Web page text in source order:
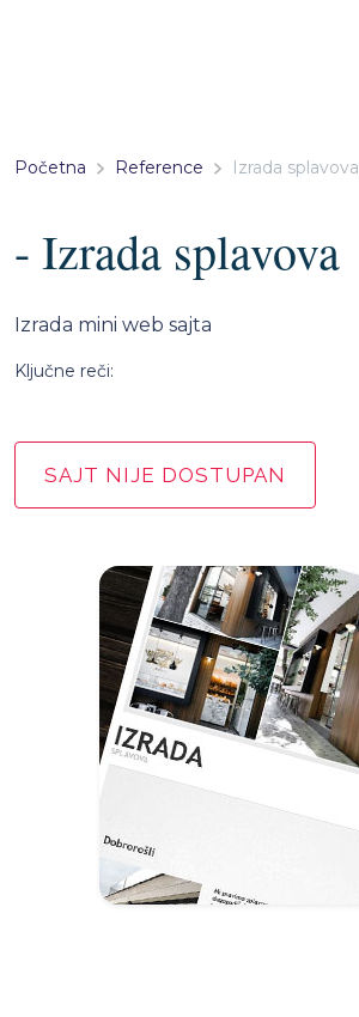
Početna Reference Izrada splavova
- Izrada splavova
Izrada mini web sajta
Ključne reči:
SAJT NIJE DOSTUPAN